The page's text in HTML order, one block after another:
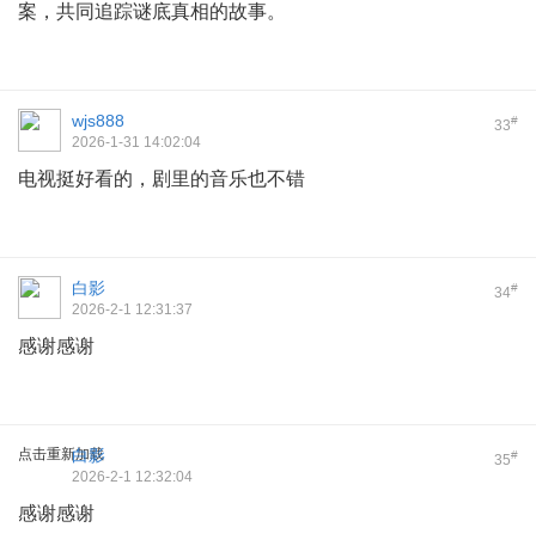
案，共同追踪谜底真相的故事。
33#
wjs888
2026-1-31 14:02:04
电视挺好看的，剧里的音乐也不错
34#
白影
2026-2-1 12:31:37
感谢感谢
点击重新加载 35#
白影
2026-2-1 12:32:04
感谢感谢